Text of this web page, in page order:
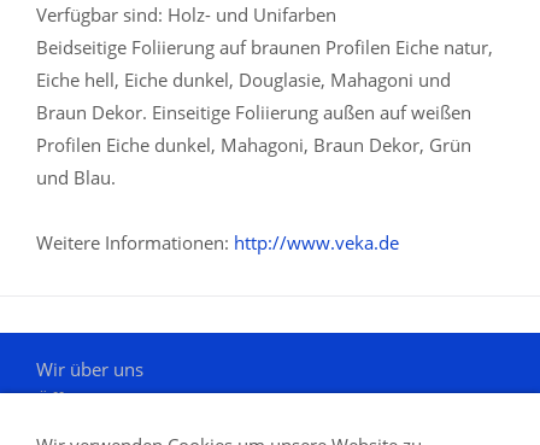
Verfügbar sind: Holz- und Unifarben
Beidseitige Foliierung auf braunen Profilen Eiche natur,
Eiche hell, Eiche dunkel, Douglasie, Mahagoni und
Braun Dekor. Einseitige Foliierung außen auf weißen
Profilen Eiche dunkel, Mahagoni, Braun Dekor, Grün
und Blau.
Weitere Informationen: http://www.veka.de
Wir über uns
Öffnungszeiten